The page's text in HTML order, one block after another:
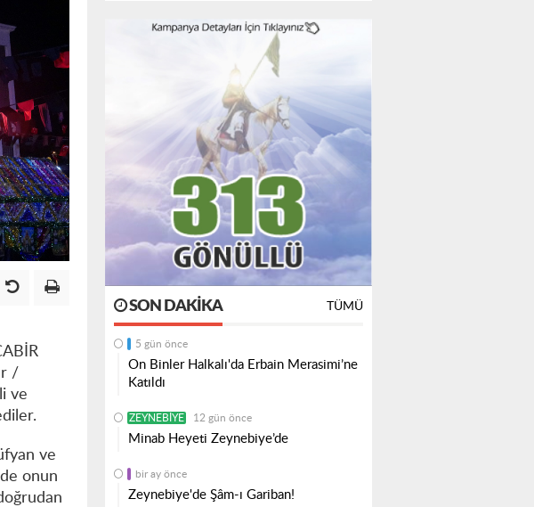
/
ve
ve
onun
SON DAKIKA TÜMÜ
5 gün önce
On Binler Halkalı'da Erbain Merasimi’ne
Katıldı
ZEYNEBIYE 12 gün önce
Minab Heyeti Zeynebiye’de
bir ay önce
Zeynebiye'de Şâm-ı Gariban!